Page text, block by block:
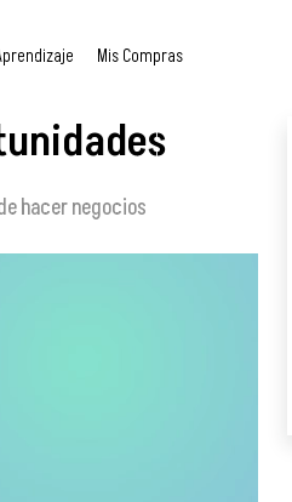
Mis Compras
hacer negocios